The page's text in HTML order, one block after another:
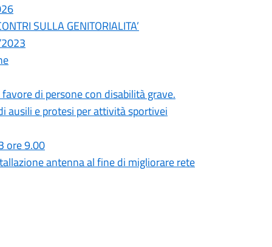
SULLA GENITORIALITA’
di persone con disabilità grave.
ausili e protesi per attività sportivei
ore 9.00
antenna al fine di migliorare rete